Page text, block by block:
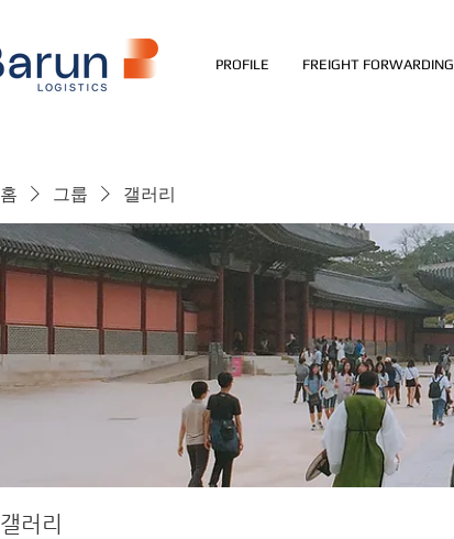
PROFILE FREIGHT FORWARDING
홈 그룹 갤러리
갤러리